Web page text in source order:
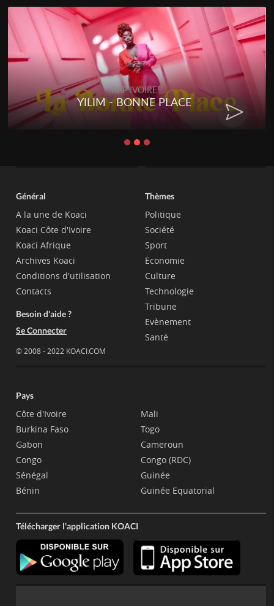
RAP IVOIRE
YILIM - BONNE PLACE
Général
A la une de Koaci
Koaci Côte d'Ivoire
Koaci Afrique
Archives Koaci
Conditions d'utilisation
Contacts
Besoin d'aide ?
Se Connecter
© 2008 - 2022 KOACI.COM
Thèmes
Politique
Société
Sport
Economie
Culture
Technologie
Tribune
Evènement
Santé
Pays
Côte d'Ivoire
Burkina Faso
Gabon
Congo
Sénégal
Bénin
Mali
Togo
Cameroun
Congo (RDC)
Guinée
Guinée Equatorial
Télécharger l'application KOACI